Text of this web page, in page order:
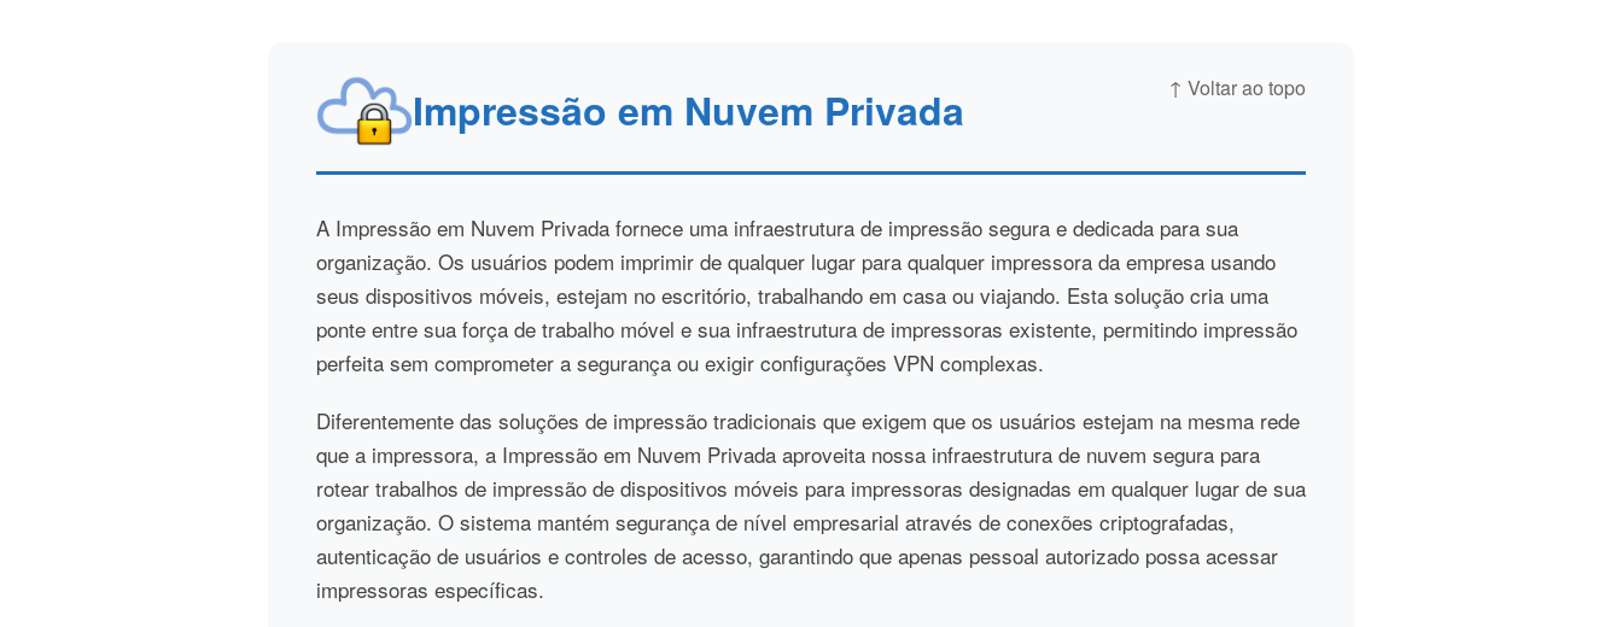
Impressão em Nuvem Privada ↑ Voltar ao topo
A Impressão em Nuvem Privada fornece uma infraestrutura de impressão segura e dedicada para sua
organização. Os usuários podem imprimir de qualquer lugar para qualquer impressora da empresa usando
seus dispositivos móveis, estejam no escritório, trabalhando em casa ou viajando. Esta solução cria uma
ponte entre sua força de trabalho móvel e sua infraestrutura de impressoras existente, permitindo impressão
perfeita sem comprometer a segurança ou exigir configurações VPN complexas.
Diferentemente das soluções de impressão tradicionais que exigem que os usuários estejam na mesma rede
que a impressora, a Impressão em Nuvem Privada aproveita nossa infraestrutura de nuvem segura para
rotear trabalhos de impressão de dispositivos móveis para impressoras designadas em qualquer lugar de sua
organização. O sistema mantém segurança de nível empresarial através de conexões criptografadas,
autenticação de usuários e controles de acesso, garantindo que apenas pessoal autorizado possa acessar
impressoras específicas.